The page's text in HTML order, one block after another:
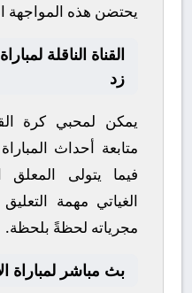
يحتضن هذه المواجهة
القناة الناقلة
زد
يمكن لمحبي كرة
متابعة أحداث
فيما يتولى المعلق
الغياتي مهمة
مجرياته لحظةً بلحظة.
بث مباشر لمباراة